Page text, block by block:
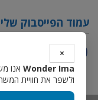
עמוד הפייסבוק שלי
Facebook
×
Wonder Ima אנו
ולשפר את חוויית